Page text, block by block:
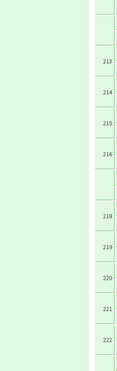
213
214
215
216
218
219
220
221
222